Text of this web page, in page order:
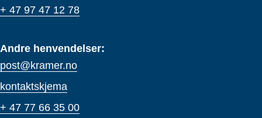
+ 47 97 47 12 78
Andre henvendelser:
post@kramer.no
kontaktskjema
+ 47 77 66 35 00